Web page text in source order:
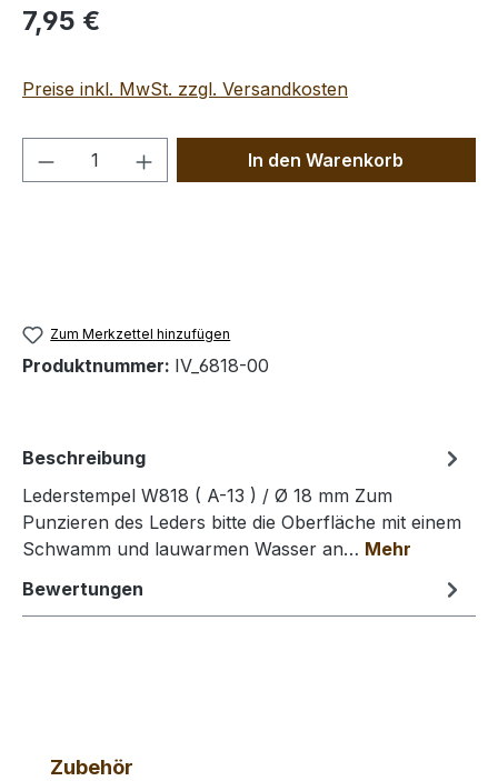
Regulärer Preis:
7,95 €
Preise inkl. MwSt. zzgl. Versandkosten
Produkt Anzahl: Gib denIn den Warenkorb
Zum Merkzettel hinzufügen
Produktnummer: IV_6818-00
Beschreibung
Lederstempel W818 ( A-13 ) / Ø 18 mm Zum
Punzieren des Leders bitte die Oberfläche mit einem
Schwamm und lauwarmen Wasser an… Mehr
Bewertungen
Produktgalerie überspringen
Zubehör